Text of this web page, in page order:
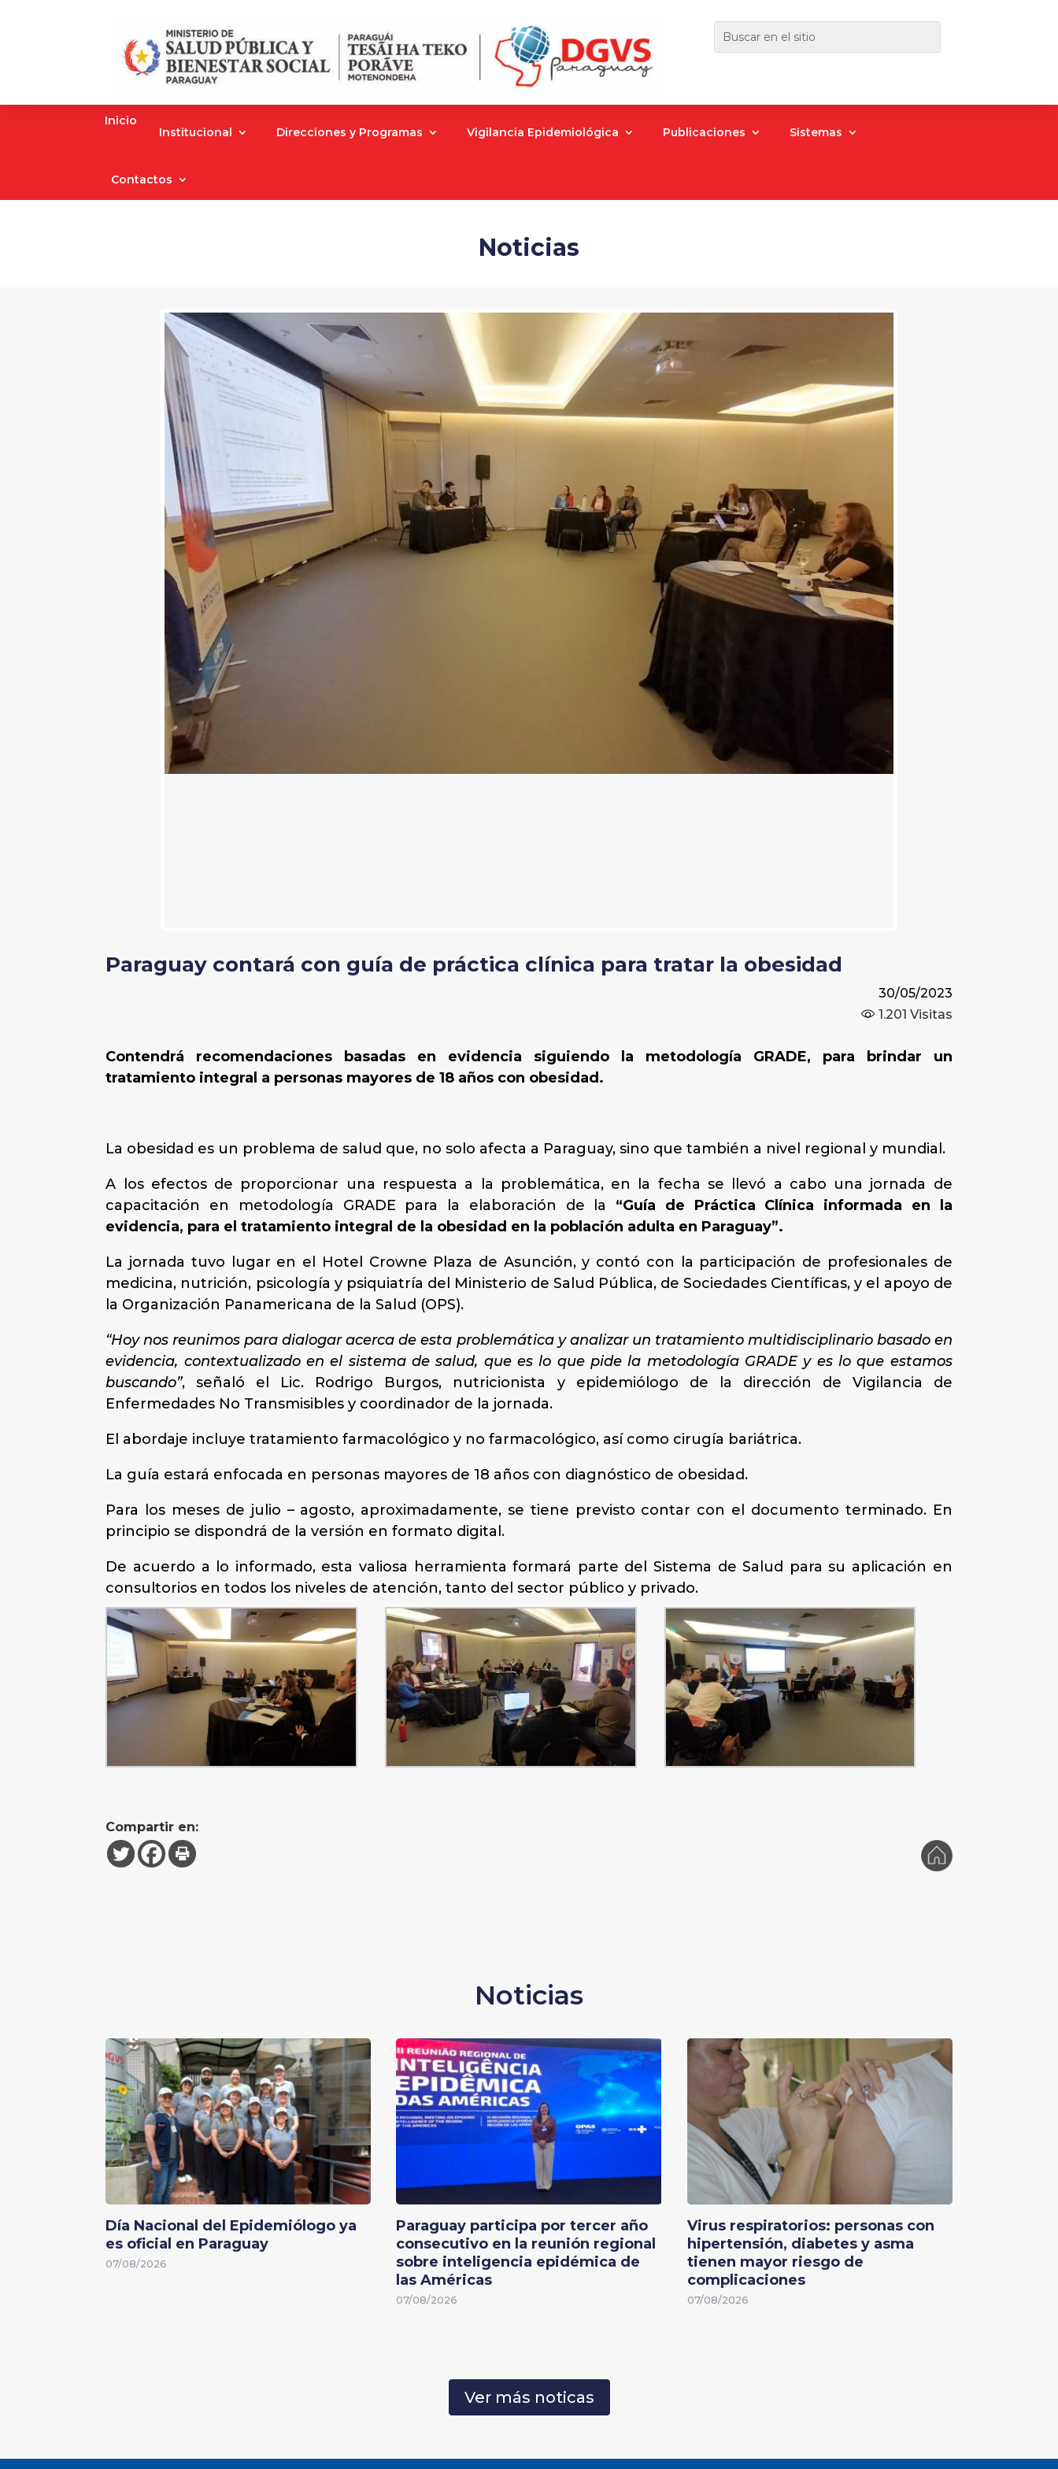
Inicio
Institucional
Direcciones y Programas Vigilancia Epidemiológica Publicaciones Sistemas
Contactos
Noticias
Paraguay contará con guía de práctica clínica para tratar la obesidad
30/05/2023
1.201 Visitas
Contendrá recomendaciones basadas en evidencia siguiendo la metodología GRADE, para brindar un
tratamiento integral a personas mayores de 18 años con obesidad.
La obesidad es un problema de salud que, no solo afecta a Paraguay, sino que también a nivel regional y mundial.
A los efectos de proporcionar una respuesta a la problemática, en la fecha se llevó a cabo una jornada de
capacitación en metodología GRADE para la elaboración de la “Guía de Práctica Clínica informada en la
evidencia, para el tratamiento integral de la obesidad en la población adulta en Paraguay”.
La jornada tuvo lugar en el Hotel Crowne Plaza de Asunción, y contó con la participación de profesionales de
medicina, nutrición, psicología y psiquiatría del Ministerio de Salud Pública, de Sociedades Científicas, y el apoyo de
la Organización Panamericana de la Salud (OPS).
“Hoy nos reunimos para dialogar acerca de esta problemática y analizar un tratamiento multidisciplinario basado en
evidencia, contextualizado en el sistema de salud, que es lo que pide la metodología GRADE y es lo que estamos
buscando”, señaló el Lic. Rodrigo Burgos, nutricionista y epidemiólogo de la dirección de Vigilancia de
Enfermedades No Transmisibles y coordinador de la jornada.
El abordaje incluye tratamiento farmacológico y no farmacológico, así como cirugía bariátrica.
La guía estará enfocada en personas mayores de 18 años con diagnóstico de obesidad.
Para los meses de julio – agosto, aproximadamente, se tiene previsto contar con el documento terminado. En
principio se dispondrá de la versión en formato digital.
De acuerdo a lo informado, esta valiosa herramienta formará parte del Sistema de Salud para su aplicación en
consultorios en todos los niveles de atención, tanto del sector público y privado.
Compartir en:
Noticias
Día Nacional del Epidemiólogo ya
es oficial en Paraguay
07/08/2026
Paraguay participa por tercer año
consecutivo en la reunión regional
sobre inteligencia epidémica de
las Américas
07/08/2026
Virus respiratorios: personas con
hipertensión, diabetes y asma
tienen mayor riesgo de
complicaciones
07/08/2026
Ver más noticas